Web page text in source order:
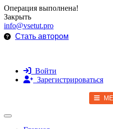
Операция выполнена!
Закрыть
info@vsetut.pro
Стать автором
Войти
Зарегистрироваться
Toggle navigation